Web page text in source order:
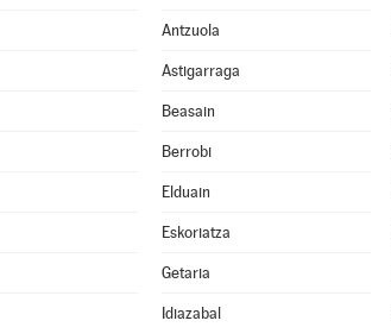
Antzuola
Astigarraga
Beasain
Berrobi
Elduain
Eskoriatza
Getaria
Idiazabal